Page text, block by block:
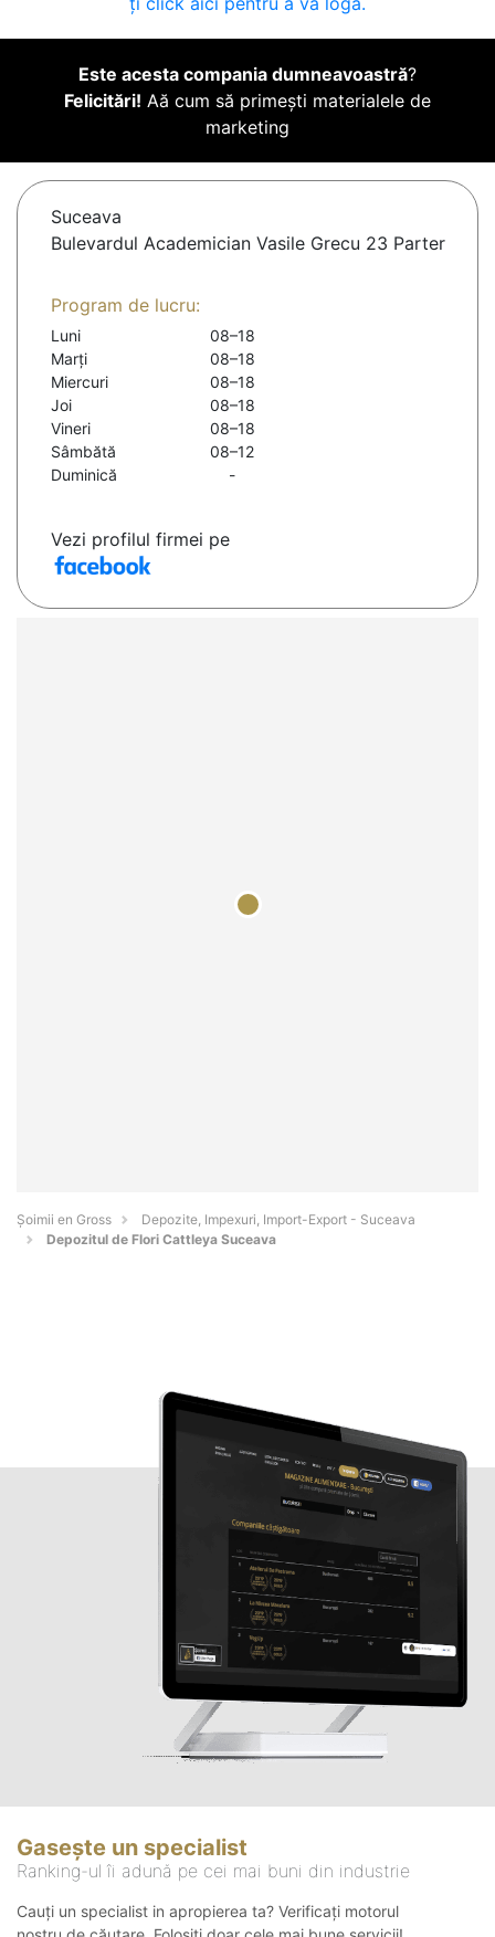
Este acesta compania dumneavoastră?
Felicitări! Aă cum să primești materialele de
marketing
Suceava
Bulevardul Academician Vasile Grecu 23 Parter
Program de lucru:
Luni
08–18
Marți
08–18
Miercuri
08–18
Joi
08–18
Vineri
08–18
Sâmbătă
08–12
Duminică
-
Vezi profilul firmei pe
Șoimii en Gross
Depozite, Impexuri, Import-Export - Suceava
Depozitul de Flori Cattleya Suceava
Gasește un specialist
Ranking-ul îi adună pe cei mai buni din industrie
Cauți un specialist in apropierea ta? Verificați motorul